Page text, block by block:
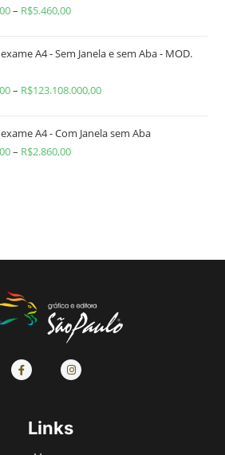
– R$5.460,00
A4 - Sem Janela e sem Aba - MOD.
– R$123.108.000,00
A4 - Com Janela sem Aba
– R$2.860,00
Links